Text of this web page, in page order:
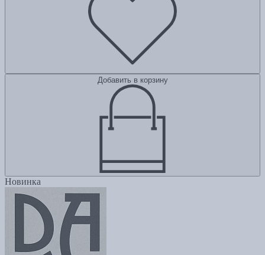
Добавить в корзину
Новинка